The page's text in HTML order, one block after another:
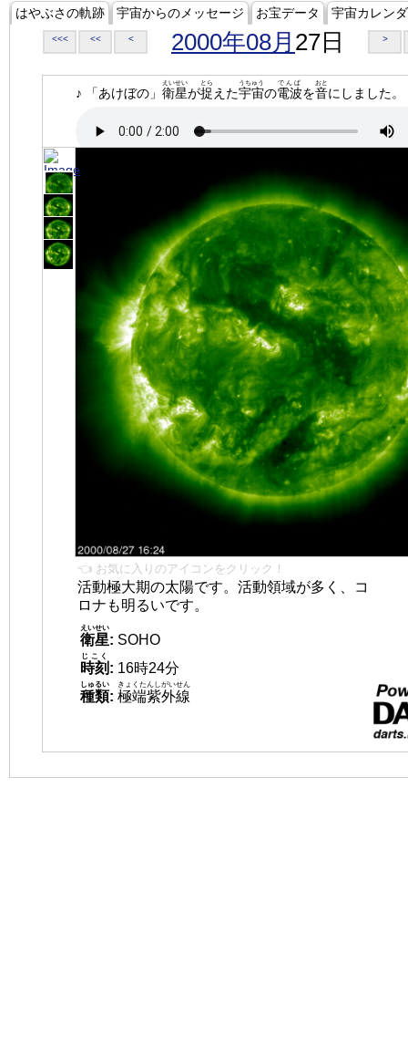
はやぶさの軌跡 宇宙からのメッセージ お宝データ 宇宙カレン
<<< << < 2000年08月 27日 >
♪ 「あけぼの」 衛星
えいせい
が捉
とら
えた宇宙
うちゅう
の電波
でんぱ
を音
おと
にしました。
👈 お気に入りのアイコンをクリック！
活動極大期の太陽です。活動領域が多く、コ
ロナも明るいです。
衛星
えいせい
: SOHO
時刻
じこく
: 16時24分
種類
しゅるい
: 極端紫外線
きょくたんしがいせん